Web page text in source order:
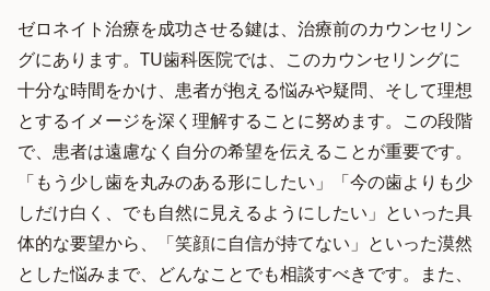
ゼロネイト治療を成功させる鍵は、治療前のカウンセリン
グにあります。TU歯科医院では、このカウンセリングに
十分な時間をかけ、患者が抱える悩みや疑問、そして理想
とするイメージを深く理解することに努めます。この段階
で、患者は遠慮なく自分の希望を伝えることが重要です。
「もう少し歯を丸みのある形にしたい」「今の歯よりも少
しだけ白く、でも自然に見えるようにしたい」といった具
体的な要望から、「笑顔に自信が持てない」といった漠然
とした悩みまで、どんなことでも相談すべきです。また、